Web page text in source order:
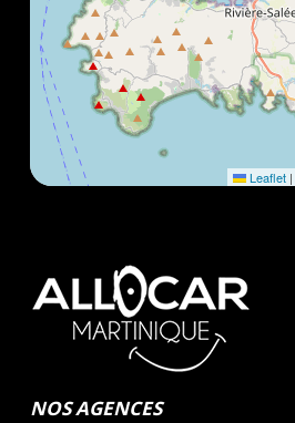
Leaflet |
NOS AGENCES